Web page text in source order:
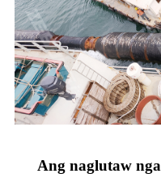
Ang naglutaw